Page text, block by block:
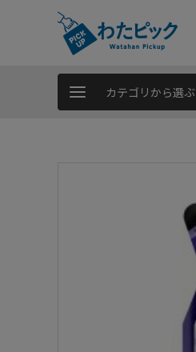
カテゴリから選ぶ